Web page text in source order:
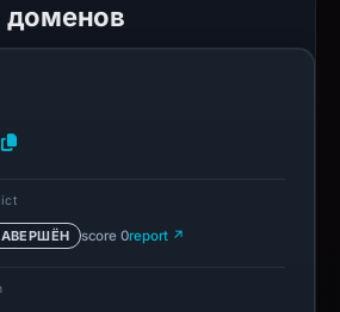
доменов
score 0report ↗